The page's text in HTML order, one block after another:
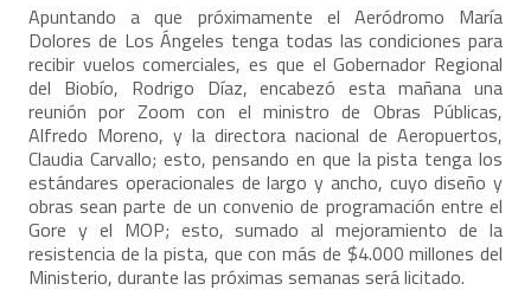
Apuntando a que próximamente el Aeródromo María
Dolores de Los Ángeles tenga todas las condiciones para
recibir vuelos comerciales, es que el Gobernador Regional
del Biobío, Rodrigo Díaz, encabezó esta mañana una
reunión por Zoom con el ministro de Obras Públicas,
Alfredo Moreno, y la directora nacional de Aeropuertos,
Claudia Carvallo; esto, pensando en que la pista tenga los
estándares operacionales de largo y ancho, cuyo diseño y
obras sean parte de un convenio de programación entre el
Gore y el MOP; esto, sumado al mejoramiento de la
resistencia de la pista, que con más de $4.000 millones del
Ministerio, durante las próximas semanas será licitado.